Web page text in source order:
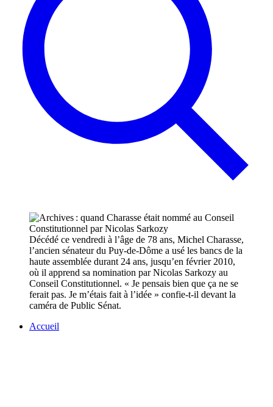
Décédé ce vendredi à l’âge de 78 ans, Michel Charasse,
l’ancien sénateur du Puy-de-Dôme a usé les bancs de la
haute assemblée durant 24 ans, jusqu’en février 2010,
où il apprend sa nomination par Nicolas Sarkozy au
Conseil Constitutionnel. « Je pensais bien que ça ne se
ferait pas. Je m’étais fait à l’idée » confie-t-il devant la
caméra de Public Sénat.
Accueil